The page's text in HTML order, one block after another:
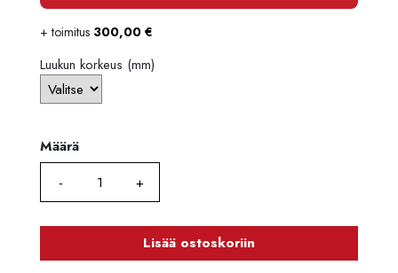
+ toimitus 300,00 €
Luukun korkeus (mm)
Määrä
Määrä
Lisää ostoskoriin